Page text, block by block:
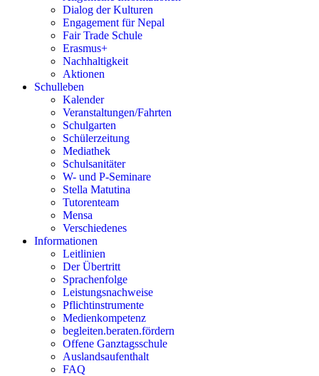
Dialog der Kulturen
Engagement für Nepal
Fair Trade Schule
Erasmus+
Nachhaltigkeit
Aktionen
Schulleben
Kalender
Veranstaltungen/Fahrten
Schulgarten
Schülerzeitung
Mediathek
Schulsanitäter
W- und P-Seminare
Stella Matutina
Tutorenteam
Mensa
Verschiedenes
Informationen
Leitlinien
Der Übertritt
Sprachenfolge
Leistungsnachweise
Pflichtinstrumente
Medienkompetenz
begleiten.beraten.fördern
Offene Ganztagsschule
Auslandsaufenthalt
FAQ